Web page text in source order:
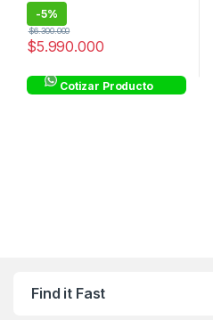
-5%
$5.990.000
$6.300.000
Cotizar Producto
Find it Fast